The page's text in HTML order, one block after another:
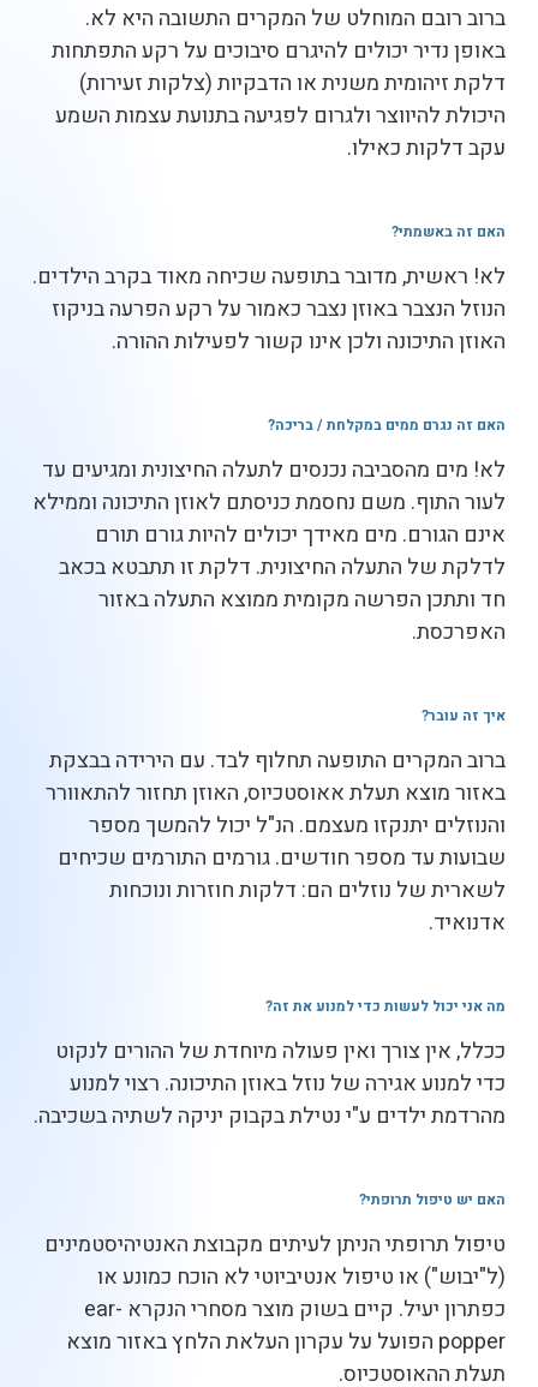
ברוב רובם המוחלט של המקרים התשובה היא לא.
באופן נדיר יכולים להיגרם סיבוכים על רקע התפתחות
דלקת זיהומית משנית או הדבקיות (צלקות זעירות)
היכולת להיווצר ולגרום לפגיעה בתנועת עצמות השמע
עקב דלקות כאילו.
האם זה באשמתי?
לא! ראשית, מדובר בתופעה שכיחה מאוד בקרב הילדים.
הנוזל הנצבר באוזן נצבר כאמור על רקע הפרעה בניקוז
האוזן התיכונה ולכן אינו קשור לפעילות ההורה.
האם זה נגרם ממים במקלחת / בריכה?
לא! מים מהסביבה נכנסים לתעלה החיצונית ומגיעים עד
לעור התוף. משם נחסמת כניסתם לאוזן התיכונה וממילא
אינם הגורם. מים מאידך יכולים להיות גורם תורם
לדלקת של התעלה החיצונית. דלקת זו תתבטא בכאב
חד ותתכן הפרשה מקומית ממוצא התעלה באזור
האפרכסת.
איך זה עובר?
ברוב המקרים התופעה תחלוף לבד. עם הירידה בבצקת
באזור מוצא תעלת אאוסטכיוס, האוזן תחזור להתאוורר
והנוזלים יתנקזו מעצמם. הנ"ל יכול להמשך מספר
שבועות עד מספר חודשים. גורמים התורמים שכיחים
לשארית של נוזלים הם: דלקות חוזרות ונוכחות
אדנואיד.
מה אני יכול לעשות כדי למנוע את זה?
ככלל, אין צורך ואין פעולה מיוחדת של ההורים לנקוט
כדי למנוע אגירה של נוזל באוזן התיכונה. רצוי למנוע
מהרדמת ילדים ע"י נטילת בקבוק יניקה לשתיה בשכיבה.
האם יש טיפול תרופתי?
טיפול תרופתי הניתן לעיתים מקבוצת האנטיהיסטמינים
(ל"יבוש") או טיפול אנטיביוטי לא הוכח כמונע או
כפתרון יעיל. קיים בשוק מוצר מסחרי הנקרא ear-
popper הפועל על עקרון העלאת הלחץ באזור מוצא
תעלת ההאוסטכיוס.